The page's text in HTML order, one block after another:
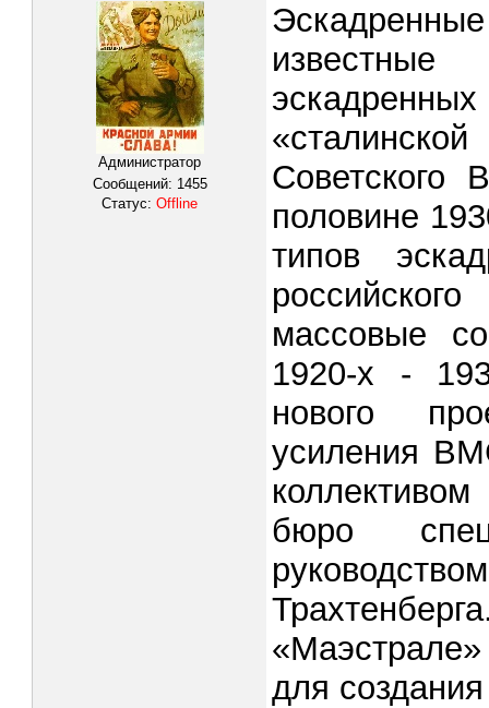
Администратор
Сообщений: 1455
Статус:Offline
Советского
половине
типов
массовые
1920-х -
нового
усиления
бюро
для